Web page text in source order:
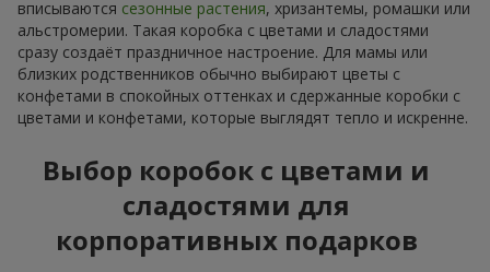
вписываются сезонные растения, хризантемы, ромашки или
альстромерии. Такая коробка с цветами и сладостями
сразу создаёт праздничное настроение. Для мамы или
близких родственников обычно выбирают цветы с
конфетами в спокойных оттенках и сдержанные коробки с
цветами и конфетами, которые выглядят тепло и искренне.
Выбор коробок с цветами и
сладостями для
корпоративных подарков